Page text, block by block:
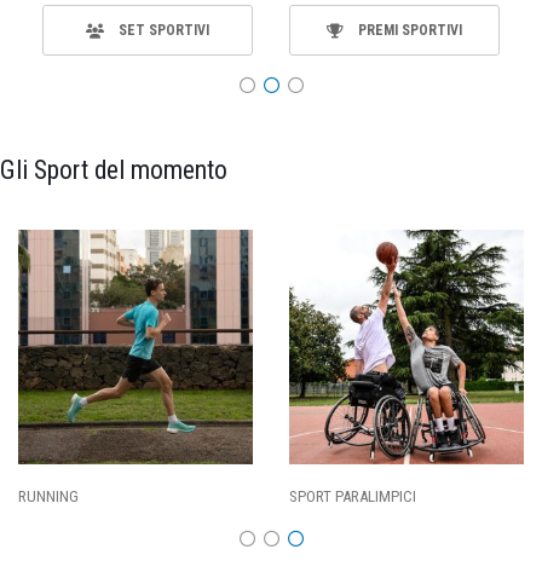
SET SPORTIVI PREMI SPORTIVI
Gli Sport del momento
CALCIO